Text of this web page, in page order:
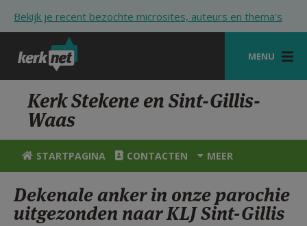
Bekijk je recent bezochte microsites, auteurs en thema's
MENU
STARTPAGINA
KERK
VIERINGEN
ZOEKEN
Kerk Stekene en Sint-Gillis-
Waas
STARTPAGINA CONTACTEN MEER
Dekenale anker in onze parochie
uitgezonden naar KLJ Sint-Gillis